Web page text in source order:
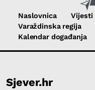
Naslovnica Vijesti
Varaždinska regija
Kalendar događanja
Sjever.hr